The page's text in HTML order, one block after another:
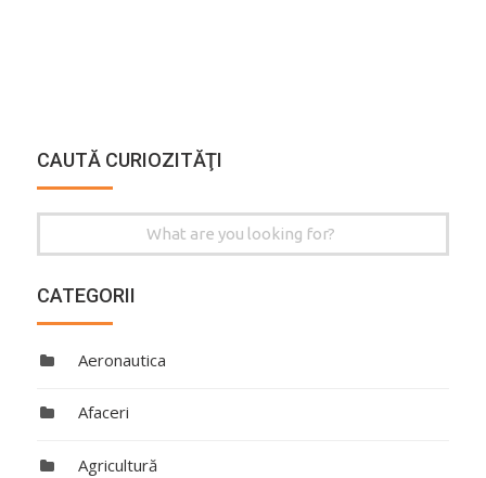
CAUTĂ CURIOZITĂŢI
for:
CATEGORII
Aeronautica
Afaceri
Agricultură